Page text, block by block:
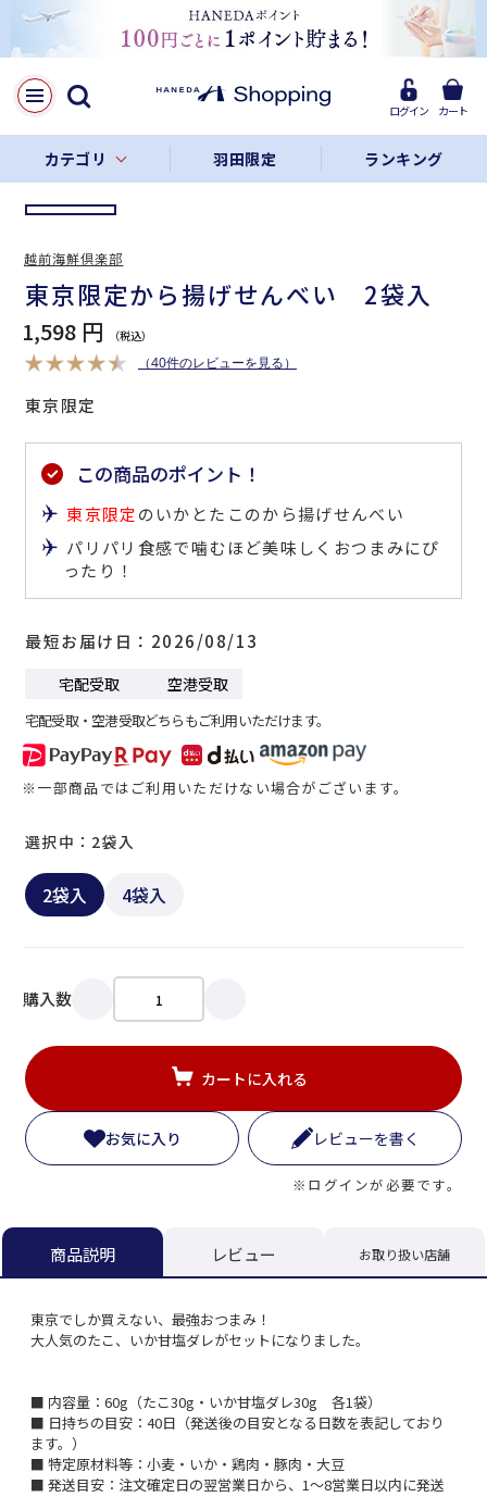
ログイン カート
カテゴリ 羽田限定 ランキング
LINE
Facebook
リンクをコピー
東京限定から揚げせんべい 2袋入
東京限定
1,598 円
（40件のレビューを見る）
この商品のポイント！
東京限定のいかとたこのから揚げせんべい
パリパリ食感で噛むほど美味しくおつまみにぴ
ったり！
最短お届け日 2026/08/13
宅配受取 空港受取
宅配受取・空港受取どちらもご利用いただけます。
※一部商品ではご利用いただけない場合がございます。
2袋入 4袋入
選択中：2袋入
購入数
カートに入れる
お気に入り レビューを書く
※ログインが必要です。
越前海鮮倶楽部
商品説明 レビュー お取り扱い店舗
東京でしか買えない、最強おつまみ！
大人気のたこ、いか甘塩ダレがセットになりました。
■ 内容量：60g（たこ30g・いか甘塩ダレ30g 各1袋）
■ 日持ちの目安：40日（発送後の目安となる日数を表記しており
ます。）
■ 特定原材料等：小麦・いか・鶏肉・豚肉・大豆
■ 発送目安：注文確定日の翌営業日から、1～8営業日以内に発送